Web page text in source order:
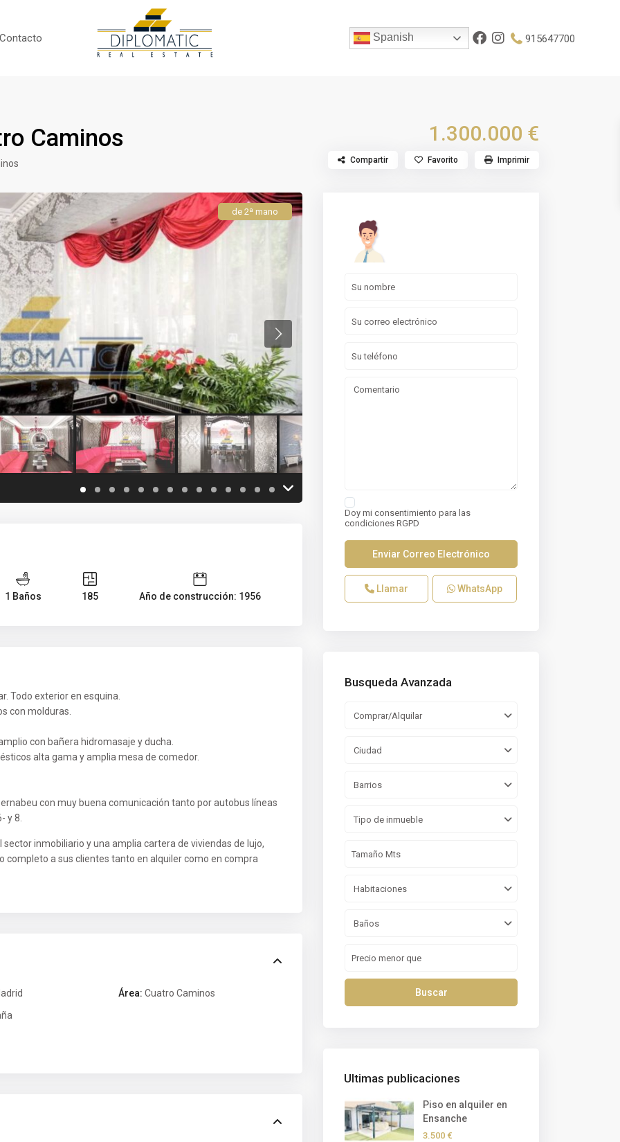
Spanish 915647700
Caminos 1.300.000 €
Compartir Favorito Imprimir
de 2ª mano
1 Baños 185 Año de construcción: 1956
Todo exterior en esquina.
con molduras.
con bañera hidromasaje y ducha.
alta gama y amplia mesa de comedor.
con muy buena comunicación tanto por autobus líneas
y 8.
inmobiliario y una amplia cartera de viviendas de lujo,
a sus clientes tanto en alquiler como en compra
Área: Cuatro Caminos
Doy mi consentimiento para las
condiciones RGPD
Llamar WhatsApp
Busqueda Avanzada
Comprar/Alquilar
Ciudad
Barrios
Tipo de inmueble
Habitaciones
Baños
Buscar
Ultimas publicaciones
Piso en alquiler en
Ensanche
3.500 €